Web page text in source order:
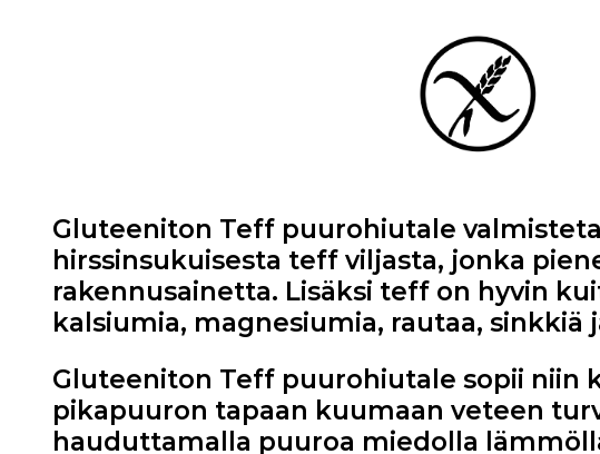
Gluteeniton Teff puurohiutale
hirssinsukuisesta teff viljasta, jonka
rakennusainetta. Lisäksi teff on hyvin
kalsiumia, magnesiumia, rautaa, sinkkiä
Gluteeniton Teff puurohiutale sopii niin
pikapuuron tapaan kuumaan veteen
hauduttamalla puuroa miedolla